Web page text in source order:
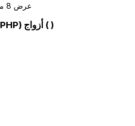
عرض 8 من أزواج العملات الشائعة
أشهر البيزو الفلبيني (PHP) أزواج ( )